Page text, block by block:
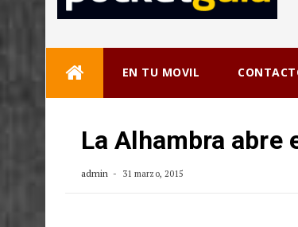
EN TU MOVIL
La Alhambra abre
admin 31 marzo, 2015